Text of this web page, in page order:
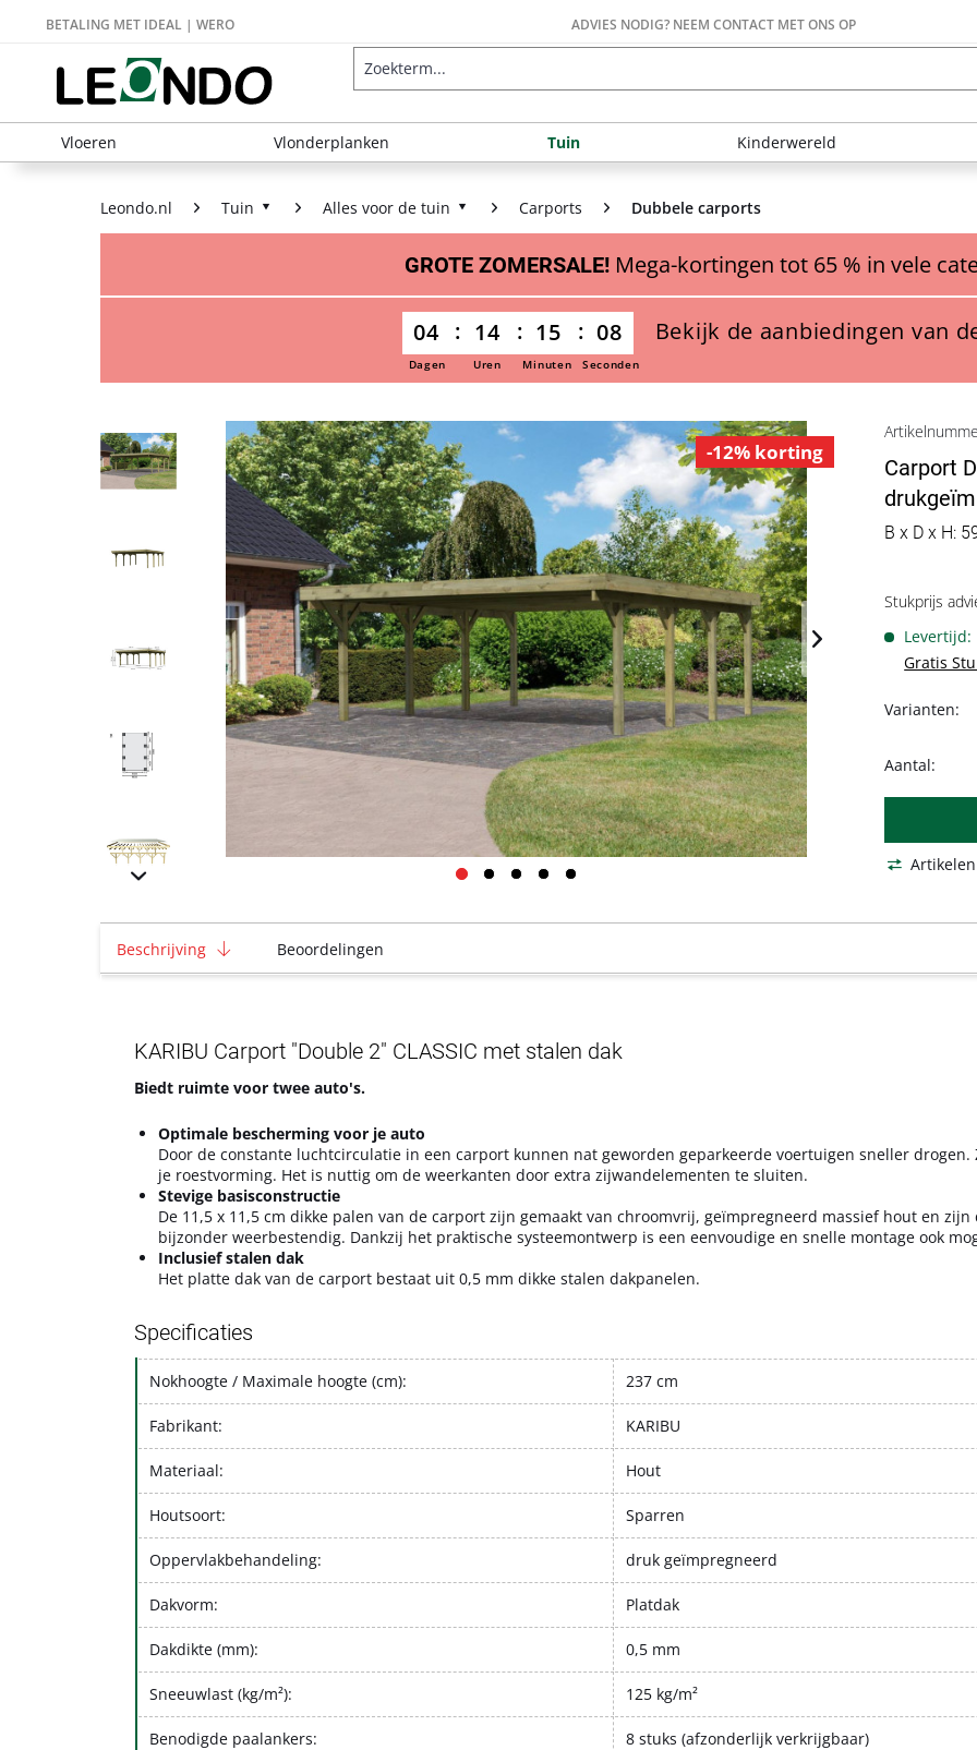
BETALING MET IDEAL | WERO ADVIES NODIG? NEEM CONTACT MET ONS OP
Vloeren Vlonderplanken Tuin Kinderwereld
Leondo.nl Tuin Alles voor de tuin Carports Dubbele carports
GROTE ZOMERSALE! Mega-kortingen tot 65 % in vele
04 14 15 06
Dagen Uren Minuten Seconden
Bekijk de aanbiedingen van
-12% korting
Carport
B x D x H:
Stukprijs
Levertijd:
Gratis
Varianten:
Aantal:
Beschrijving Beoordelingen
KARIBU Carport "Double 2" CLASSIC met stalen dak
Biedt ruimte voor twee auto's.
Optimale bescherming voor je auto
Door de constante luchtcirculatie in een carport kunnen nat geworden geparkeerde voertuigen sneller drogen.
je roestvorming. Het is nuttig om de weerkanten door extra zijwandelementen te sluiten.
Stevige basisconstructie
De 11,5 x 11,5 cm dikke palen van de carport zijn gemaakt van chroomvrij, geïmpregneerd massief hout en zijn
bijzonder weerbestendig. Dankzij het praktische systeemontwerp is een eenvoudige en snelle montage ook
Inclusief stalen dak
Het platte dak van de carport bestaat uit 0,5 mm dikke stalen dakpanelen.
Specificaties
Nokhoogte / Maximale hoogte (cm): 237 cm
Fabrikant: KARIBU
Materiaal: Hout
Houtsoort: Sparren
Oppervlakbehandeling: druk geïmpregneerd
Dakvorm: Platdak
Dakdikte (mm): 0,5 mm
Sneeuwlast (kg/m²): 125 kg/m²
Benodigde paalankers: 8 stuks (afzonderlijk verkrijgbaar)